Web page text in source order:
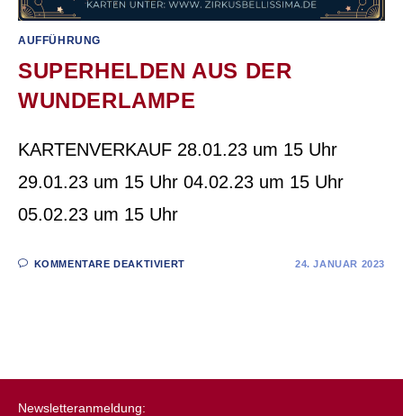
AUFFÜHRUNG
SUPERHELDEN AUS DER
WUNDERLAMPE
KARTENVERKAUF 28.01.23 um 15 Uhr
29.01.23 um 15 Uhr 04.02.23 um 15 Uhr
05.02.23 um 15 Uhr
KOMMENTARE DEAKTIVIERT 24. JANUAR 2023
Newsletteranmeldung: